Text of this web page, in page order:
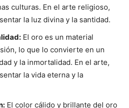
culturas. En el arte religioso,
la luz divina y la santidad.
El oro es un material
lo que lo convierte en un
y la inmortalidad. En el arte,
la vida eterna y la
El color cálido y brillante del oro